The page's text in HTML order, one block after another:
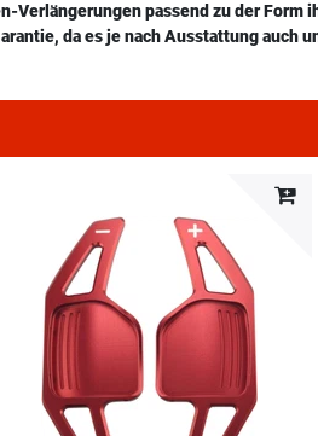
Verlängerungen passend zu der Form
da es je nach Ausstattung auch